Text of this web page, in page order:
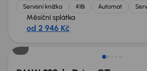
Servisní knížka 418i Automat
Měsíční splátka
od 2 946 Kč